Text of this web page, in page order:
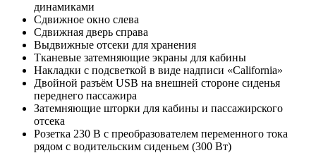
динамиками
Сдвижное окно слева
Сдвижная дверь справа
Выдвижные отсеки для хранения
Тканевые затемняющие экраны для кабины
Накладки с подсветкой в виде надписи «California»
Двойной разъём USB на внешней стороне сиденья
переднего пассажира
Затемняющие шторки для кабины и пассажирского
отсека
Розетка 230 В с преобразователем переменного тока
рядом с водительским сиденьем (300 Вт)